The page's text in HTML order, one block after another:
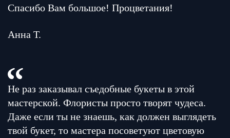
Спасибо Вам большое! Процветания!
Анна Т.
Не раз заказывал съедобные букеты в этой
мастерской. Флористы просто творят чудеса.
Даже если ты не знаешь, как должен выглядеть
твой букет, то мастера посоветуют цветовую